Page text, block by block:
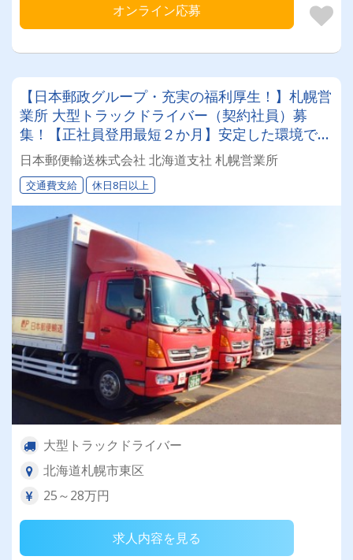
オンライン応募
【日本郵政グループ・充実の福利厚生！】札幌営
業所 大型トラックドライバー（契約社員）募
集！【正社員登用最短２か月】安定した環境で腰
を据えて働きたい、そんなあなたにピッタリ！
日本郵便輸送株式会社 北海道支社 札幌営業所
交通費支給 休日8日以上
大型トラックドライバー
北海道札幌市東区
25～28万円
求人内容を見る